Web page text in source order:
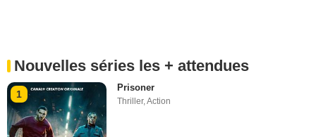
Nouvelles séries les + attendues
1
Prisoner
Thriller,Action